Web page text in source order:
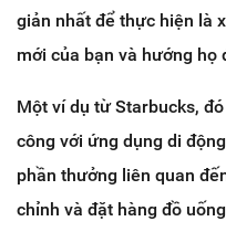
giản nhất để thực hiện là
mới của bạn và hướng họ
Một ví dụ từ Starbucks,
công với ứng dụng di
phần thưởng liên quan
chỉnh và đặt hàng đồ